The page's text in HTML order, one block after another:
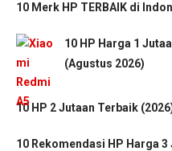
10 Merk HP TERBAIK di
10 HP Harga 1
(Agustus 2026)
10 HP 2 Jutaan Terbaik
10 Rekomendasi HP Harga